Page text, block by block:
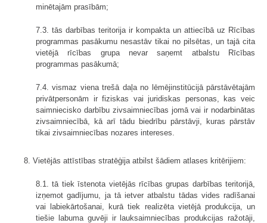
minētajām prasībām;
7.3. tās darbības teritorija ir kompakta un attiecībā uz Rīcības
programmas pasākumu nesastāv tikai no pilsētas, un tajā cita
vietējā rīcības grupa nevar saņemt atbalstu Rīcības
programmas pasākumā;
7.4. vismaz viena trešā daļa no lēmējinstitūcijā pārstāvētajām
privātpersonām ir fiziskas vai juridiskas personas, kas veic
saimniecisko darbību zivsaimniecības jomā vai ir nodarbinātas
zivsaimniecībā, kā arī tādu biedrību pārstāvji, kuras pārstāv
tikai zivsaimniecības nozares intereses.
8. Vietējās attīstības stratēģija atbilst šādiem atlases kritērijiem:
8.1. tā tiek īstenota vietējās rīcības grupas darbības teritorijā,
izņemot gadījumu, ja tā ietver atbalstu tādas vides radīšanai
vai labiekārtošanai, kurā tiek realizēta vietējā produkcija, un
tiešie labuma guvēji ir lauksaimniecības produkcijas ražotāji,